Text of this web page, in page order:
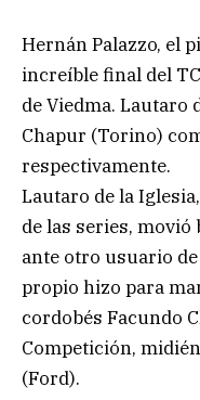
Hernán Palazzo, el
increíble final del
de Viedma. Lautaro
Chapur (Torino)
respectivamente.
Lautaro de la
de las series, movió
ante otro usuario de
propio hizo para
cordobés Facundo
Competición,
(Ford).